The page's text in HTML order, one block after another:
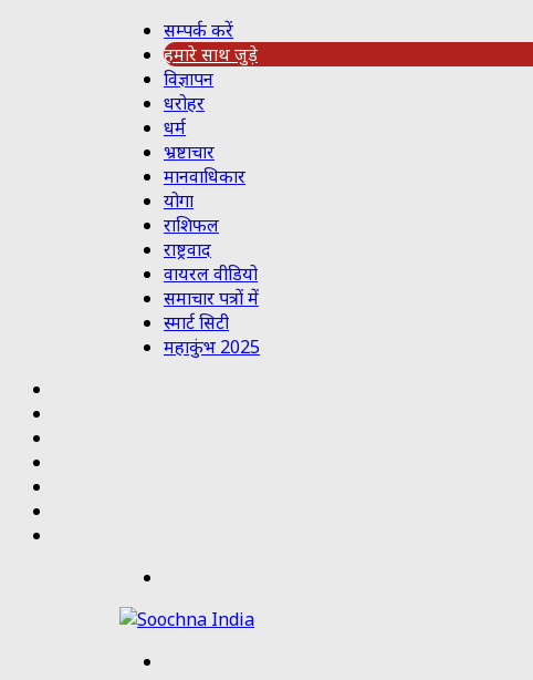
सम्पर्क करें
हमारे साथ जुड़े
विज्ञापन
धरोहर
धर्म
भ्रष्टाचार
मानवाधिकार
योगा
राशिफल
राष्ट्रवाद
वायरल वीडियो
समाचार पत्रों में
स्मार्ट सिटी
महाकुंभ 2025